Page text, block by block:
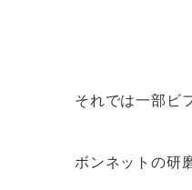
それでは一部ビ
ボンネットの研